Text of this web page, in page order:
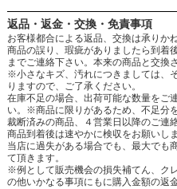
返品・返金・交換・免責事項
お客様都合による返品、交換は承りかね
商品の誤り、瑕疵がありましたら到着
までご連絡下さい。本来の商品と交換
※小さなキズ、汚れにつきましては、
りますので、ご了承ください。
在庫不足の場合、出荷可能な数量をご
い。※商品に限りがあるため、不足分
裁断済みの商品、４営業日以降のご連
商品到着後は速やかに検収をお願いしま
当店に過失がある場合でも、最大でも
て頂きます。
※例として販売機会の損失補てん、ク
の他いかなる事項にもに購入金額の返